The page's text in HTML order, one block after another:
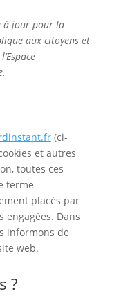
à jour pour la
aux citoyens et
(ci-
et autres
toutes ces
terme
placés par
engagées. Dans
informons de
web.
?